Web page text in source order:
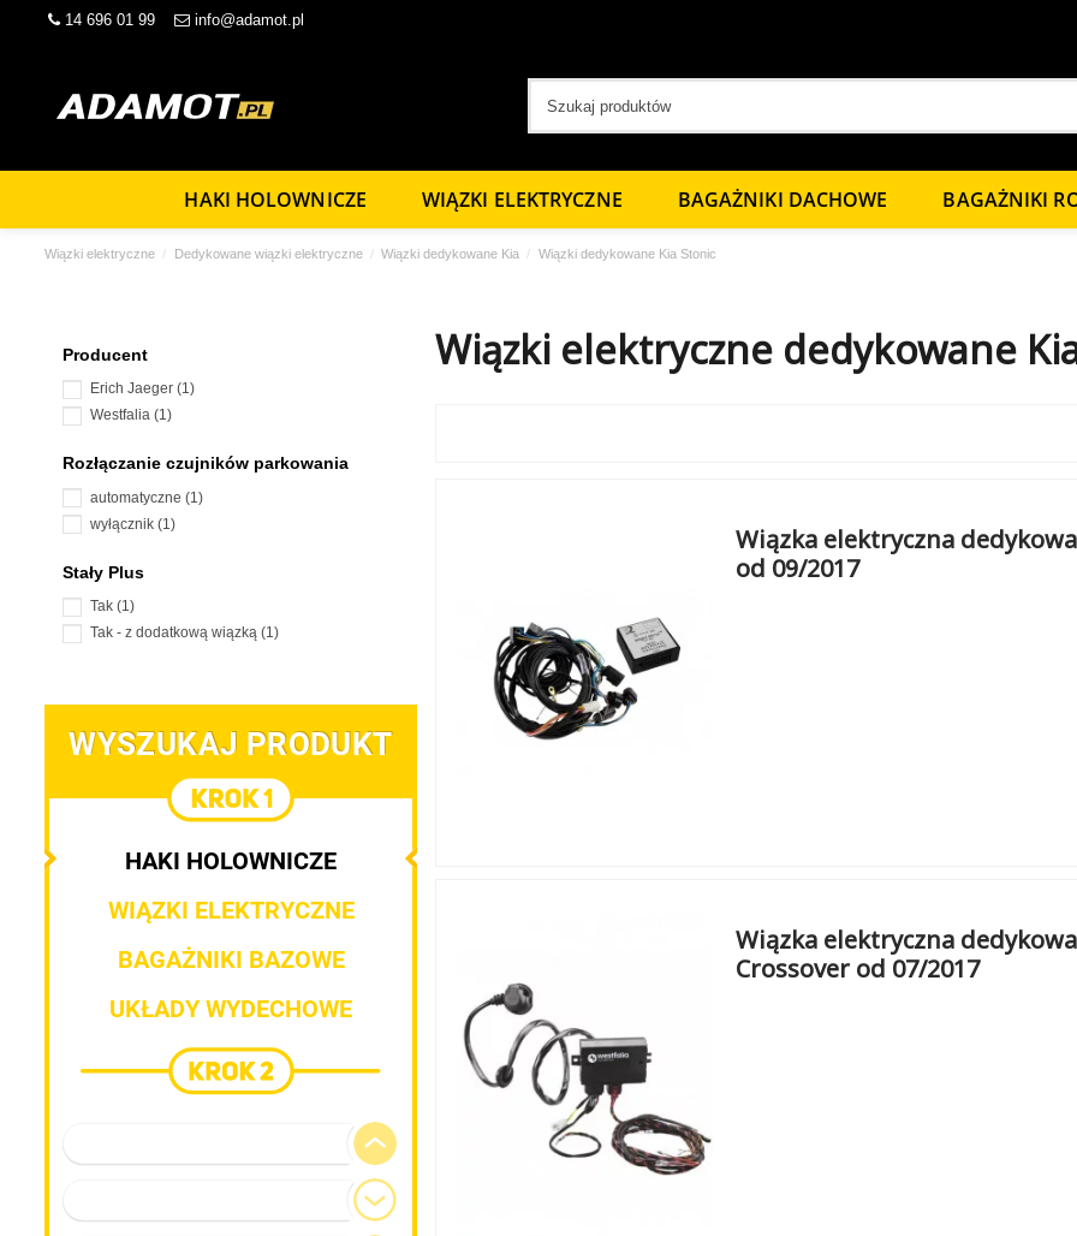
14 696 01 99 info@adamot.pl
HAKI HOLOWNICZE WIĄZKI ELEKTRYCZNE BAGAŻNIKI DACHOWE BAGAŻNIKI
Wiązki elektryczne Dedykowane wiązki elektryczne Wiązki dedykowane Kia Wiązki dedykowane Kia Stonic
Wiązki elektryczne dedykowane
Wiązka elektryczna
od 09/2017
Wiązka elektryczna
Crossover od 07/2017
Producent
Erich Jaeger (1)
Westfalia (1)
Rozłączanie czujników parkowania
automatyczne (1)
wyłącznik (1)
Stały Plus
Tak (1)
Tak - z dodatkową wiązką (1)
WYSZUKAJ PRODUKT
HAKI HOLOWNICZE
WIĄZKI ELEKTRYCZNE
BAGAŻNIKI BAZOWE
UKŁADY WYDECHOWE